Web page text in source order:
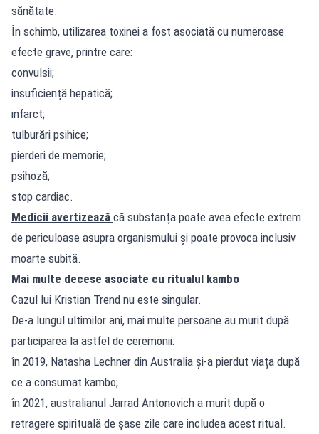
sănătate.
În schimb, utilizarea toxinei a fost asociată cu numeroase
efecte grave, printre care:
convulsii;
insuficiență hepatică;
infarct;
tulburări psihice;
pierderi de memorie;
psihoză;
stop cardiac.
Medicii avertizează că substanța poate avea efecte extrem
de periculoase asupra organismului și poate provoca inclusiv
moarte subită.
Mai multe decese asociate cu ritualul kambo
Cazul lui Kristian Trend nu este singular.
De-a lungul ultimilor ani, mai multe persoane au murit după
participarea la astfel de ceremonii:
în 2019, Natasha Lechner din Australia și-a pierdut viața după
ce a consumat kambo;
în 2021, australianul Jarrad Antonovich a murit după o
retragere spirituală de șase zile care includea acest ritual.